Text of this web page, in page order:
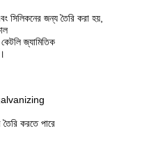
সিলিকনের জন্য তৈরি করা হয়,
জ্যামিতিক
galvanizing
করতে পারে